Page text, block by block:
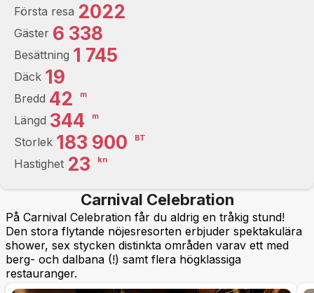
Första resa 2022
Gäster 6 338
Besättning 1 745
Däck 19
Bredd 42 m
Längd 344 m
Storlek 183 900 BT
Hastighet 23 kn
Carnival Celebration
På Carnival Celebration får du aldrig en tråkig stund!
Den stora flytande nöjesresorten erbjuder spektakulära
shower, sex stycken distinkta områden varav ett med
berg- och dalbana (!) samt flera högklassiga
restauranger.